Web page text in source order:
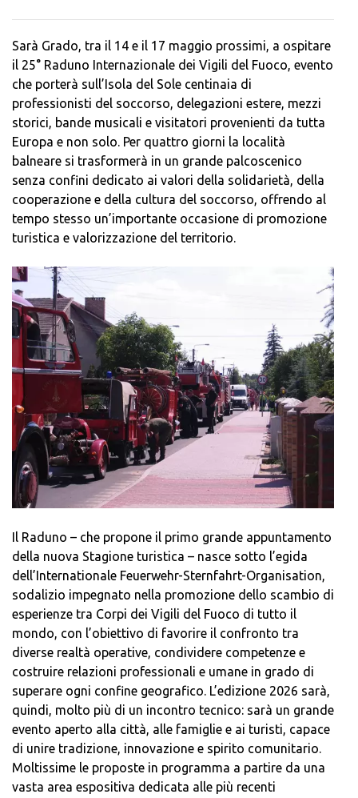
Sarà Grado, tra il 14 e il 17 maggio prossimi, a ospitare
il 25° Raduno Internazionale dei Vigili del Fuoco, evento
che porterà sull’Isola del Sole centinaia di
professionisti del soccorso, delegazioni estere, mezzi
storici, bande musicali e visitatori provenienti da tutta
Europa e non solo. Per quattro giorni la località
balneare si trasformerà in un grande palcoscenico
senza confini dedicato ai valori della solidarietà, della
cooperazione e della cultura del soccorso, offrendo al
tempo stesso un’importante occasione di promozione
turistica e valorizzazione del territorio.
Il Raduno – che propone il primo grande appuntamento
della nuova Stagione turistica – nasce sotto l’egida
dell’Internationale Feuerwehr-Sternfahrt-Organisation,
sodalizio impegnato nella promozione dello scambio di
esperienze tra Corpi dei Vigili del Fuoco di tutto il
mondo, con l’obiettivo di favorire il confronto tra
diverse realtà operative, condividere competenze e
costruire relazioni professionali e umane in grado di
superare ogni confine geografico. L’edizione 2026 sarà,
quindi, molto più di un incontro tecnico: sarà un grande
evento aperto alla città, alle famiglie e ai turisti, capace
di unire tradizione, innovazione e spirito comunitario.
Moltissime le proposte in programma a partire da una
vasta area espositiva dedicata alle più recenti